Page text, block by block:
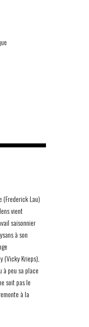
(Frederick Lau)
vient
saisonnier
à son
(Vicky Krieps),
à peu sa place
soit pas le
à la